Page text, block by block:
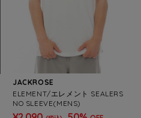
JACKROSE
ELEMENT/エレメント SEALERS
NO SLEEVE(MENS)